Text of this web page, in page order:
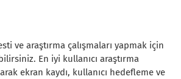
ve araştırma çalışmaları yapmak için
En iyi kullanıcı araştırma
ekran kaydı, kullanıcı hedefleme ve